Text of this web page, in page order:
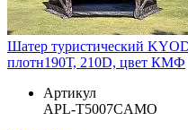
Шатер туристический
плотн190Т, 210D, цвет КМФ
Артикул
APL-T5007CAMO